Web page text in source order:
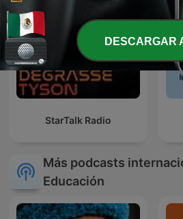
StarTalk Radio
Más podcasts
Educación
DESCARGAR